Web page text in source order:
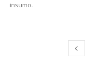
insumo.